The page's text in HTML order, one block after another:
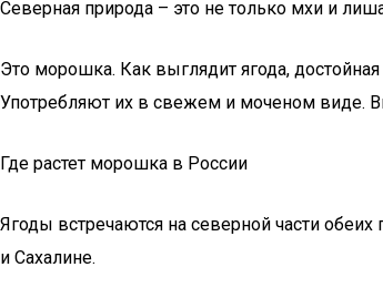
Северная природа – это не только мхи и
Это морошка. Как выглядит ягода,
Употребляют их в свежем и моченом виде.
Где растет морошка в России
Ягоды встречаются на северной части
и Сахалине.